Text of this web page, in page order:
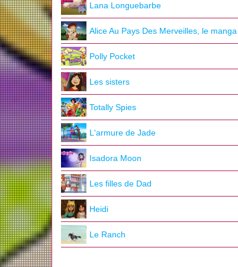
Lana Longuebarbe
Alice Au Pays Des Merveilles, le manga
Polly Pocket
Les sisters
Totally Spies
L'armure de Jade
Isadora Moon
Les filles de Dad
Heidi
Le Ranch